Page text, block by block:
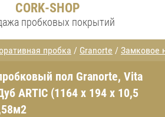
CORK-SHOP
пробковых покрытий
пробка / Granorte / Замковое
пол Granorte, Vita
ARTIC (1164 х 194 х 10,5